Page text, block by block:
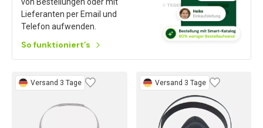
Lieferanten per Email und
Telefon aufwenden.
So funktioniert’s
Versand 3 Tage Versand 3 Tage